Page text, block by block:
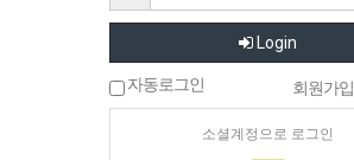
Login
자동로그인 회원가입
소셜계정으로 로그인